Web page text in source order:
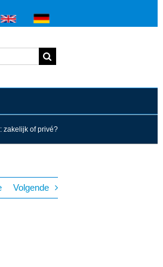
zakelijk of privé?
Volgende